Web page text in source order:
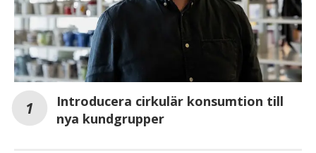
Introducera cirkulär konsumtion till
nya kundgrupper